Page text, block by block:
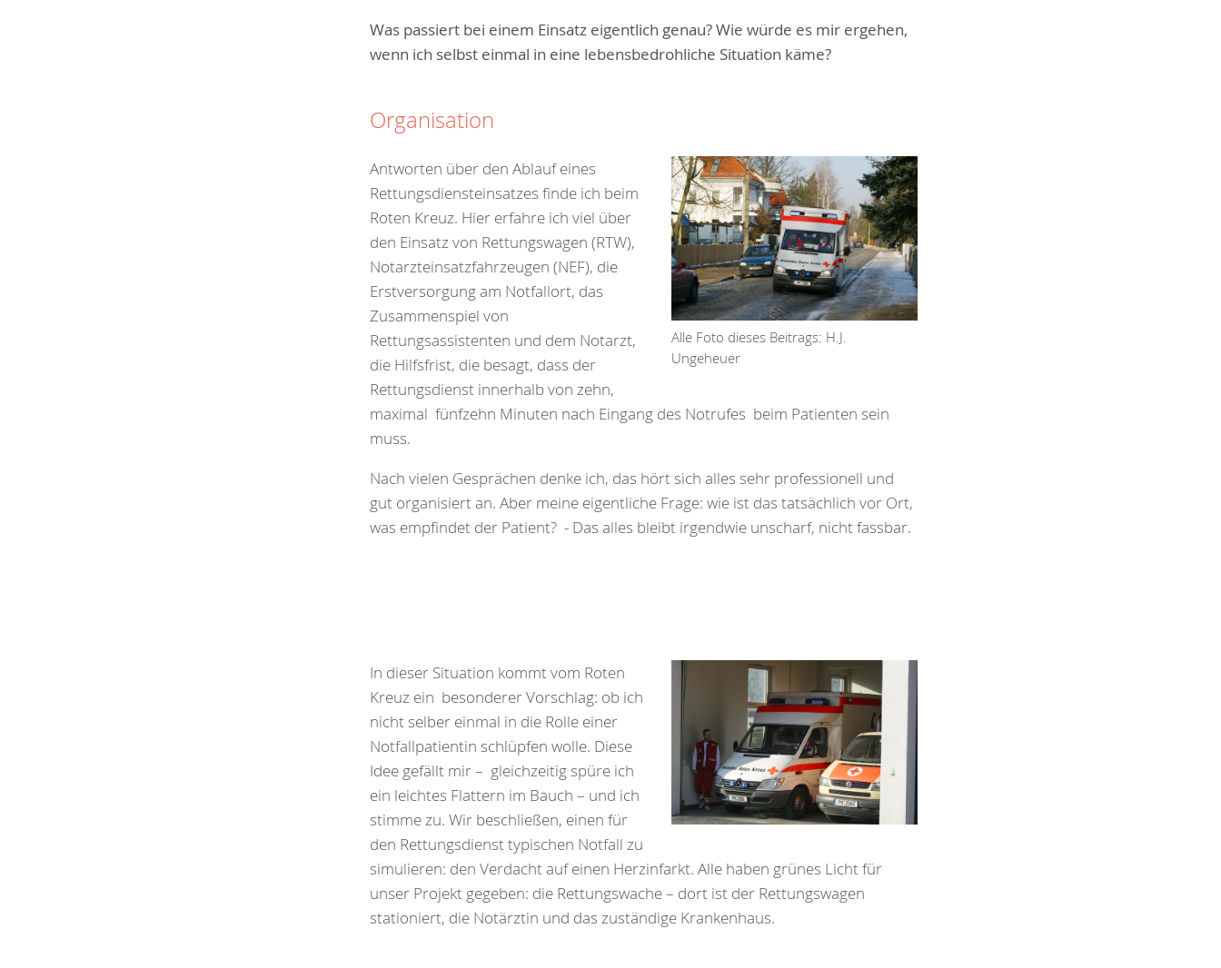
Was passiert bei einem Einsatz eigentlich genau? Wie würde es mir ergehen,
wenn ich selbst einmal in eine lebensbedrohliche Situation käme?
Organisation
Alle Foto dieses Beitrags: H.J.
Ungeheuer
Antworten über den Ablauf eines
Rettungsdiensteinsatzes finde ich beim
Roten Kreuz. Hier erfahre ich viel über
den Einsatz von Rettungswagen (RTW),
Notarzteinsatzfahrzeugen (NEF), die
Erstversorgung am Notfallort, das
Zusammenspiel von
Rettungsassistenten und dem Notarzt,
die Hilfsfrist, die besagt, dass der
Rettungsdienst innerhalb von zehn,
maximal fünfzehn Minuten nach Eingang des Notrufes beim Patienten sein
muss.
Nach vielen Gesprächen denke ich, das hört sich alles sehr professionell und
gut organisiert an. Aber meine eigentliche Frage: wie ist das tatsächlich vor Ort,
was empfindet der Patient? - Das alles bleibt irgendwie unscharf, nicht fassbar.
In dieser Situation kommt vom Roten
Kreuz ein besonderer Vorschlag: ob ich
nicht selber einmal in die Rolle einer
Notfallpatientin schlüpfen wolle. Diese
Idee gefällt mir – gleichzeitig spüre ich
ein leichtes Flattern im Bauch – und ich
stimme zu. Wir beschließen, einen für
den Rettungsdienst typischen Notfall zu
simulieren: den Verdacht auf einen Herzinfarkt. Alle haben grünes Licht für
unser Projekt gegeben: die Rettungswache – dort ist der Rettungswagen
stationiert, die Notärztin und das zuständige Krankenhaus.